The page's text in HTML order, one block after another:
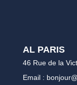
AL PARIS
46 Rue de la
Email :